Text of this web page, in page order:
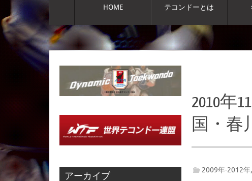
キ
ッ
プ
ン
テ
ン
ツ
へ
ス
キ
ッ
プ
HOME テコンドーとは
2010年
国・春
2009年-2012年,
アーカイブ